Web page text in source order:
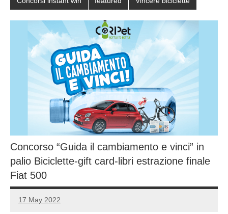
Concorso “Guida il cambiamento e vinci” in
palio Biciclette-gift card-libri estrazione finale
Fiat 500
17 May 2022
Luca
No